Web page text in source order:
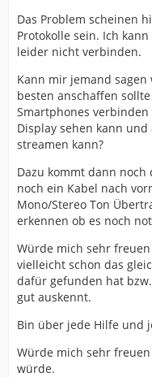
Das Problem scheinen
Protokolle sein. Ich
leider nicht verbinden.
Kann mir jemand
besten anschaffen
Smartphones
Display sehen kann
streamen kann?
Dazu kommt dann noch
noch ein Kabel nach
Mono/Stereo Ton
erkennen ob es noch
Würde mich sehr
vielleicht schon das
dafür gefunden hat
gut auskennt.
Bin über jede Hilfe und
Würde mich sehr
würde.